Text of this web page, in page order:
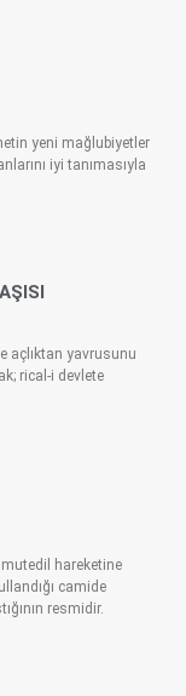
yeni mağlubiyetler
iyi tanımasıyla
açlıktan yavrusunu
rical-i devlete
hareketine
camide
resmidir.